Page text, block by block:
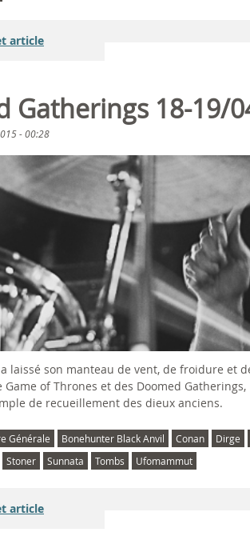
article
Gatherings 18-19/
- 00:28
laissé son manteau de vent, de froidure et
of Thrones et des Doomed
de recueillement des dieux anciens.
Générale Bonehunter Black Anvil Conan
Dirge
Stoner Sunnata Tombs Ufomammut
article